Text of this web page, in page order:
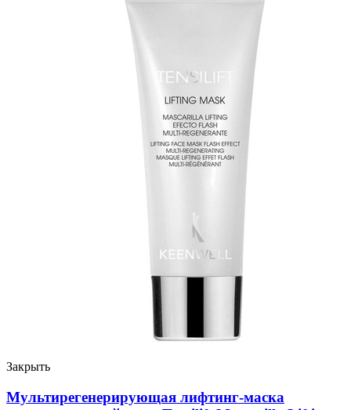
Закрыть
Мультирегенерирующая лифтинг-маска